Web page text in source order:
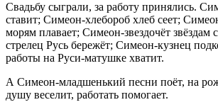
Свадьбу сыграли, за работу принялись.
ставит; Симеон-хлебороб хлеб сеет;
морям плавает; Симеон-звездочёт звёздам
стрелец Русь бережёт; Симеон-кузнец
работы на Руси-матушке хватит.
А Симеон-младшенький песни поёт, на
душу веселит, работать помогает.